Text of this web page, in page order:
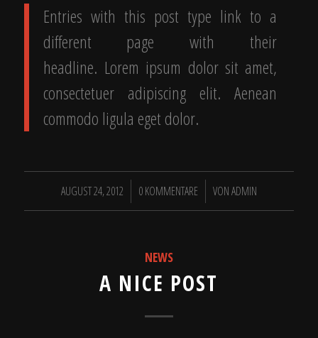
Entries with this post type link to a
different page with their
headline. Lorem ipsum dolor sit amet,
consectetuer adipiscing elit. Aenean
commodo ligula eget dolor.
AUGUST 24, 2012
/ 0 KOMMENTARE
/ VONADMIN
NEWS
A NICE POST